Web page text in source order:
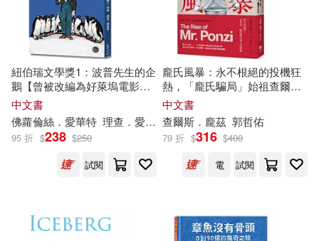
本書編委會編寫(97)
中國法治出版社(93)
香月美夜(93)
全國一級建造師執業資格考試用書
編寫委員會(85)
中國法制出版社(1668)
中國鐵道出版社(1666)
經濟管理出版社(1491)
中國醫藥科技出版社(1464)
上海交通大學出版社(1435)
作者/演唱/譯/編/繪(1)
價格
範圍
-
紐伯瑞文學獎1：波普先生的企
鵝【曾被改編為好萊塢電影的
經典雋永傳世之作!】
中文書
佛蘿倫絲．愛華特 理查 ．愛華特 林筠雅 羅伯特．勞森(Robert
95 折 $238 $250
試閱
龐氏風暴：永不根絕的投機狂
熱，「龐氏騙局」始祖查爾斯.
龐茲回憶錄(二版)
中文書
查爾斯．龐茲 郭哲佑
79 折 $316 $400
電
試閱